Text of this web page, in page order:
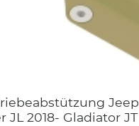
Jeep
JL 2018- Gladiator JT